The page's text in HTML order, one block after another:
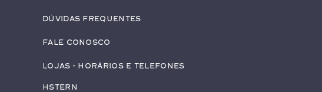
Dúvidas Frequentes
Fale conosco
Lojas - Horários e Telefones
HStern